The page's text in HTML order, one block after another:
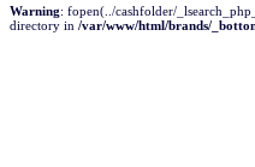
Warning: fopen(../cashfolder/
directory in /var/www/html/brands/